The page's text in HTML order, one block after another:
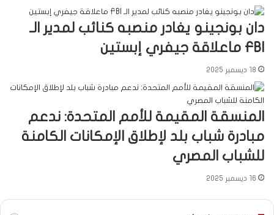
دان بونجينو يغادر منصبه كنائب لمدير الـ
FBI ماعلاقة جيفري إبستين
18 ديسمبر 2025
المنسقة المقيمة للأمم المتحدة: ندعم
مبادرة شباب بلد لإطلاق الإمكانات الكامنة
للشباب المصري
16 ديسمبر 2025